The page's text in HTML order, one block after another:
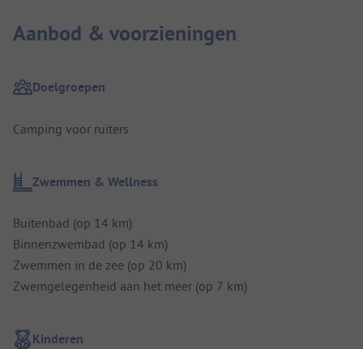
Aanbod & voorzieningen
Doelgroepen
Camping voor ruiters
Zwemmen & Wellness
Buitenbad (op 14 km)
Binnenzwembad (op 14 km)
Zwemmen in de zee (op 20 km)
Zwemgelegenheid aan het meer (op 7 km)
Kinderen